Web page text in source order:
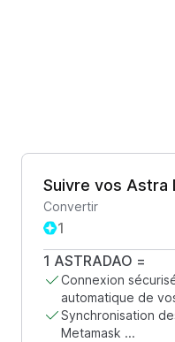
Suivre vos Astra
Convertir
1 ASTRADAO =
Connexion
automatique de
Synchronisation
Metamask ...